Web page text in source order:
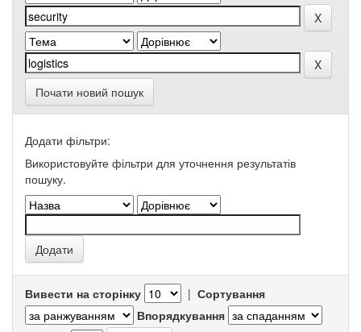
Почати новий пошук
Додати фільтри:
Використовуйте фільтри для уточнення результатів
пошуку.
Вивести на сторінку | Сортування
Впорядкування